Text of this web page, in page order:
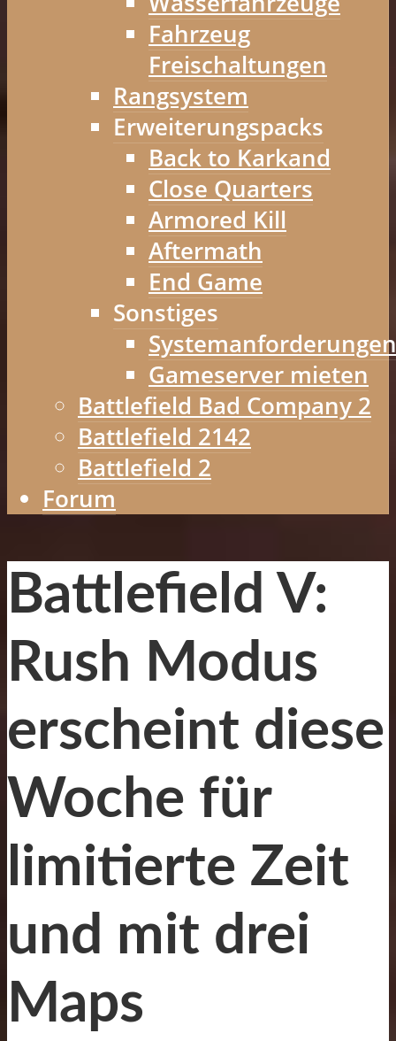
Fahrzeug
Freischaltungen
Rangsystem
Erweiterungspacks
Back to Karkand
Close Quarters
Armored Kill
Aftermath
End Game
Sonstiges
Systemanforderungen
Gameserver mieten
Battlefield Bad Company 2
Battlefield 2142
Battlefield 2
Forum
Battlefield V:
Rush Modus
erscheint diese
Woche für
limitierte Zeit
und mit drei
Maps